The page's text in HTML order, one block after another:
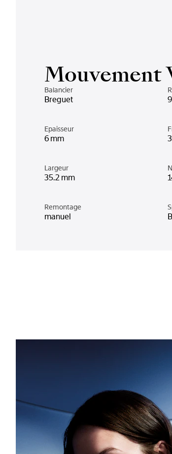
Mouvement
Balancier
Breguet
Epaisseur
6 mm
Largeur
35.2 mm
Remontage
manuel